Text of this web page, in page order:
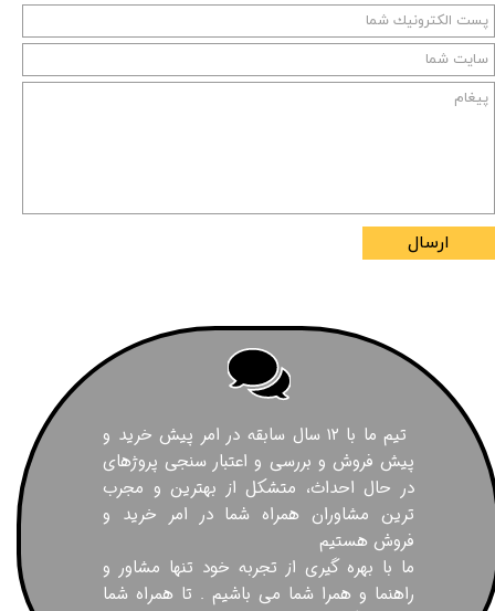
ارسال
تیم ما با ۱۲ سال سابقه در امر پیش خرید و
پیش فروش و بررسی و اعتبار سنجی پروژهای
در حال احداث، متشکل از بهترین و مجرب
ترین مشاوران همراه شما در امر خرید و
فروش هستیم
ما با بهره گیری از تجربه خود تنها مشاور و
راهنما و همرا شما می باشیم . تا همراه شما